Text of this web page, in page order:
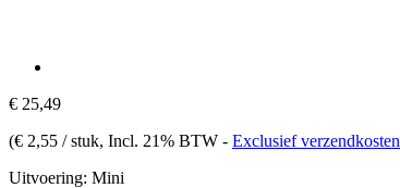
€ 25,49
(€ 2,55 / stuk, Incl. 21% BTW - Exclusief verzendkosten
Uitvoering: Mini